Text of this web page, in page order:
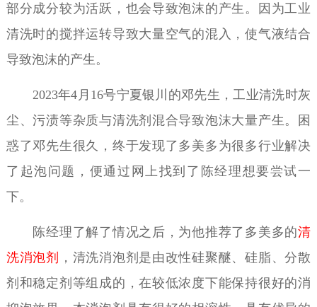
部分成分较为活跃，也会导致泡沫的产生。因为工业
清洗时的搅拌运转导致大量空气的混入，使气液结合
导致泡沫的产生。
2023年4月16号宁夏银川的邓先生，工业清洗时灰
尘、污渍等杂质与清洗剂混合导致泡沫大量产生。困
惑了邓先生很久，终于发现了多美多为很多行业解决
了起泡问题，便通过网上找到了陈经理想要尝试一
下。
陈经理了解了情况之后，为他推荐了多美多的清
洗消泡剂
，清洗消泡剂是由改性硅聚醚、硅脂、分散
剂和稳定剂等组成的，在较低浓度下能保持很好的消